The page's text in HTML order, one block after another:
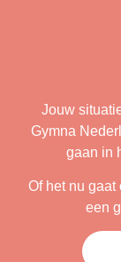
Jouw
Gymna
gaan in
Of het nu gaat
een